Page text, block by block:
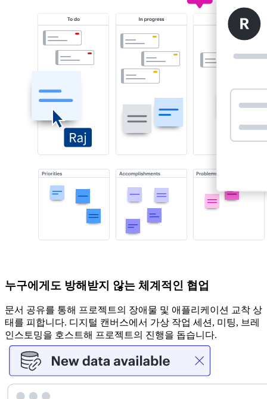
누구에게도 방해받지 않는 체계적인 협업
문서 공유를 통해 프로젝트의 장애물 및 애플리케이션 교착 상
태를 피합니다. 디지털 캔버스에서 가상 작업 세션, 미팅, 브레
인스토밍을 호스트해 프로젝트의 진행을 돕습니다.